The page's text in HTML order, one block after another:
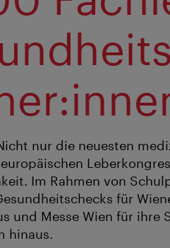
nur die neuesten
Im Rahmen von
für
und Messe Wien für
hinaus.